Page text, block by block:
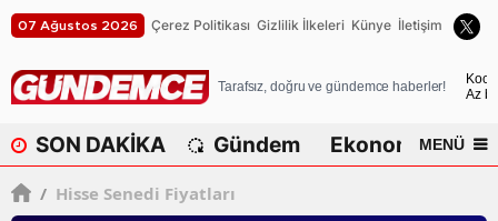
07 Ağustos 2026 Çerez Politikası Gizlilik İlkeleri Künye İletişim
Tarafsız, doğru ve gündemce haberler!
Az
SON DAKİKA Gündem Ekonomi MENÜ
/ Hisse Senedi Fiyatları